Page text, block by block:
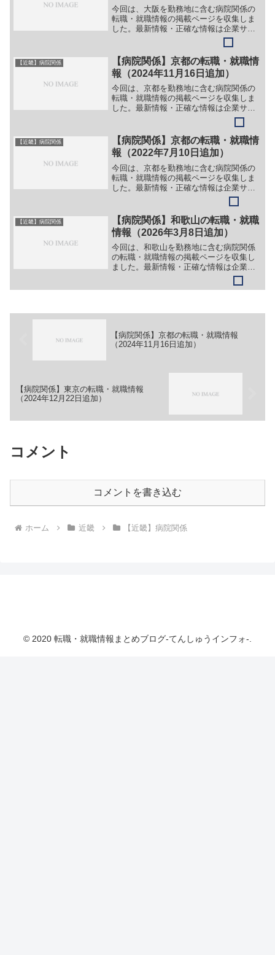
今回は、大阪を勤務地に含む病院関係の
転職・就職情報の掲載ページを収集しま
した。最新情報・正確な情報は企業サイ
トでご確認ください。①【会社名】国立
研究開発法人 国立循環器病研究センタ
ー【職務】［常勤］＞＞（１）医師（遺
伝情報管理室長）＞＞（２...
【近畿】病院関係
【病院関係】京都の転職・就職情
報（2024年11月16日追加）
今回は、京都を勤務地に含む病院関係の
転職・就職情報の掲載ページを収集しま
した。最新情報・正確な情報は企業サイ
トでご確認ください。①【会社名】医療
法人 恵仁会 なぎ辻病院【職務】＞＞
（１）医師（総合診療科）＞＞（２）医
師（内科）［新卒］＞＞（...
【近畿】病院関係
【病院関係】京都の転職・就職情
報（2022年7月10日追加）
今回は、京都を勤務地に含む病院関係の
転職・就職情報の掲載ページを収集しま
した。最新情報・正確な情報は企業サイ
トでご確認ください。①【会社名】大西
皮フ科形成外科医院【職務】［常勤］＞
＞（１）医師［非常勤］＞＞（１）医師
［正社員］＞＞（１）看護...
【近畿】病院関係
【病院関係】和歌山の転職・就職
情報（2026年3月8日追加）
今回は、和歌山を勤務地に含む病院関係
の転職・就職情報の掲載ページを収集し
ました。最新情報・正確な情報は企業サ
イトでご確認ください。①【会社名】医
療法人 博文会 児玉病院【職務】［常
【病院関係】京都の転職・就職情報
（2024年11月16日追加）
【病院関係】東京の転職・就職情報
（2024年12月22日追加）
コメント
コメントを書き込む
ホーム 近畿 【近畿】病院関係
© 2020 転職・就職情報まとめブログ-てんしゅうインフォ-.